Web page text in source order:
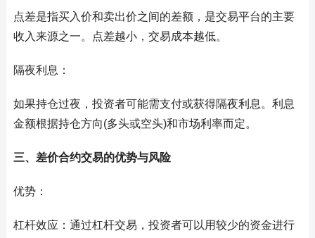
点差是指买入价和卖出价之间的差额，是交易平台的主要
收入来源之一。点差越小，交易成本越低。
隔夜利息：
如果持仓过夜，投资者可能需支付或获得隔夜利息。利息
金额根据持仓方向(多头或空头)和市场利率而定。
三、差价合约交易的优势与风险
优势：
杠杆效应：通过杠杆交易，投资者可以用较少的资金进行